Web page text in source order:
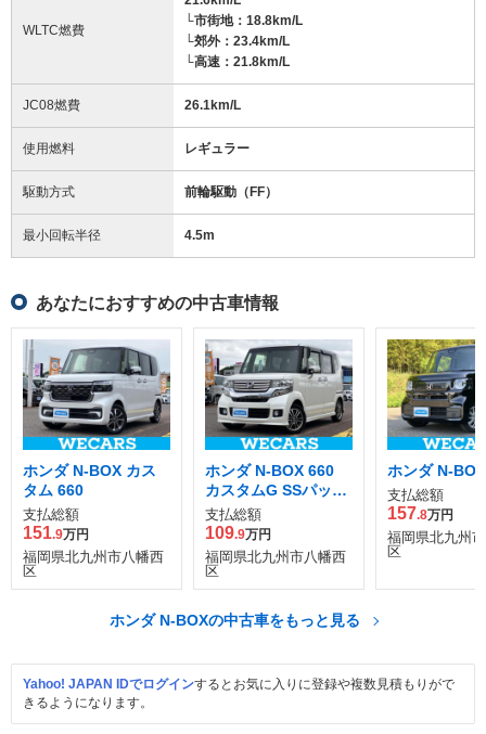
WLTC燃費
└市街地：18.8km/L
└郊外：23.4km/L
└高速：21.8km/L
JC08燃費 26.1km/L
使用燃料 レギュラー
駆動方式 前輪駆動（FF）
最小回転半径 4.5m
あなたにおすすめの中古車情報
ホンダ N-BOX カス
タム 660
支払総額
151.9万円
福岡県北九州市八幡西
区
ホンダ N-BOX 660
カスタムG SSパッケ
ージ
支払総額
109.9万円
福岡県北九州市八幡西
区
ホンダ N-
支払総額
157.8万円
福岡県北九州
区
ホンダ N-BOXの中古車をもっと見る
Yahoo! JAPAN IDでログインするとお気に入りに登録や複数見積もりがで
きるようになります。